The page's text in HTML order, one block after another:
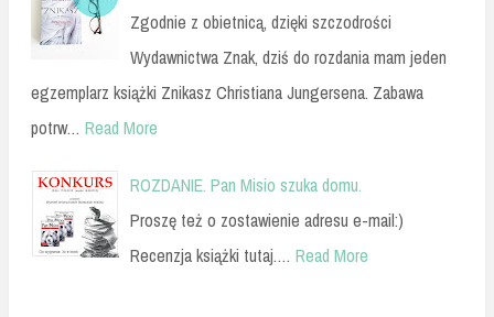
Zgodnie z obietnicą, dzięki szczodrości
Wydawnictwa Znak, dziś do rozdania mam jeden
egzemplarz książki Znikasz Christiana Jungersena. Zabawa
potrw… Read More
ROZDANIE. Pan Misio szuka domu.
Proszę też o zostawienie adresu e-mail:)
Recenzja książki tutaj.… Read More